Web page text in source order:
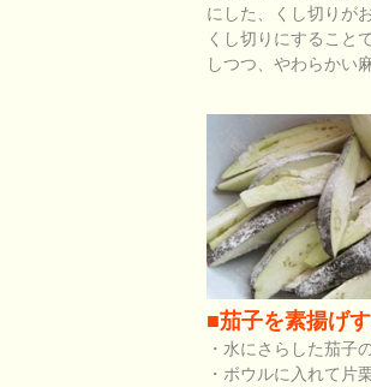
にした、くし切りが
くし切りにすること
しつつ、やわらかい
■茄子を素揚げ
・水にさらした茄子
・ボウルに入れて片